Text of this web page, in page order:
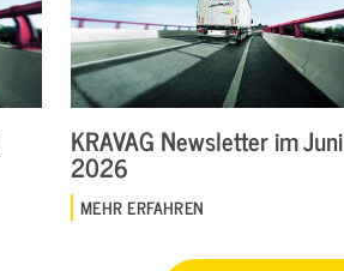
KRAVAG Newsletter im Juni
2026
MEHR ERFAHREN